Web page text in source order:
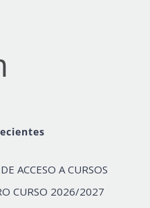
ACCESO A CURSOS
CURSO 2026/2027